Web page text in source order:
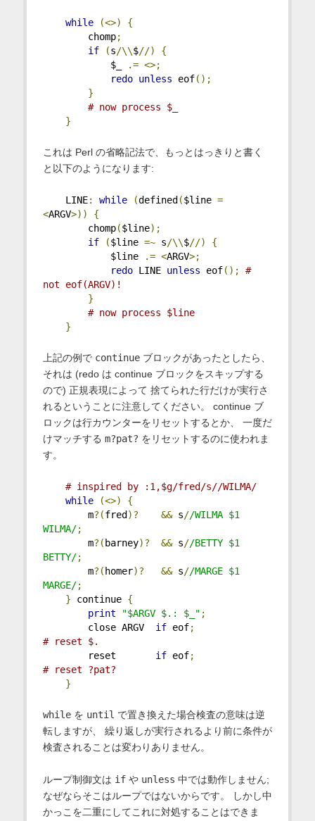
while (<>)
{
chomp;
if
(s/\\$//)
{
$_
.= <>;
redo unless eof();
}
# now process $_
}
これは Perl の省略記法で、もっとはっきりと書く
と以下のようになります:
LINE: while (defined ($line =
<ARGV>))
{
chomp($line);
if
($line =~ s/\\$//)
{
$line
.= <ARGV>;
redo LINE unless eof();
#
not eof(ARGV)!
}
# now process $line
}
上記の例で continueブロックがあったとしたら、
それは (redo は continue ブロックをスキップする
ので) 正規表現によって 捨てられた行だけが実行さ
れるということに注意してください。 continue ブ
ロックは行カウンターをリセットするとか、 一度だ
けマッチする m?pat? をリセットするのに使われま
す。
# inspired by :1,$g/fred/s//WILMA/
while
(<>)
{
m?(fred )? && s//WILMA $1
WILMA/;
m?( barney)? && s//BETTY $1
BETTY/;
m?( homer)? && s//MARGE $1
MARGE/;
} continue {
print
"$ARGV $.: $_" ;
close ARGV if eof;
# reset $.
reset if eof;
# reset ?pat?
}
whileを until で置き換えた場合検査の意味は逆
転しますが、 繰り返しが実行されるより前に条件が
検査されることは変わりありません。
ループ制御文は ifや unless 中では動作しません;
なぜならそこはループではないからです。 しかし中
かっこを二重にしてこれに対処することはできま